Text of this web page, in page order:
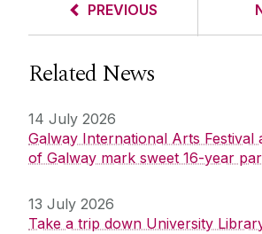
PREVIOUS
Related News
14 July 2026
Galway International Arts Festival
of Galway mark sweet 16-year
13 July 2026
Take a trip down University